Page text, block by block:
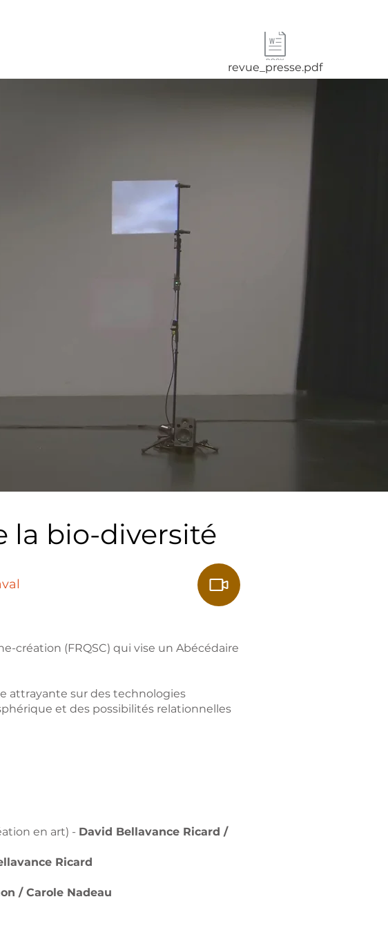
revue_presse.pdf
la bio-diversité
création (FRQSC) qui vise un Abécédaire
attrayante sur des technologies
et des possibilités relationnelles
en art) - David Bellavance Ricard /
Ricard
/ Carole Nadeau